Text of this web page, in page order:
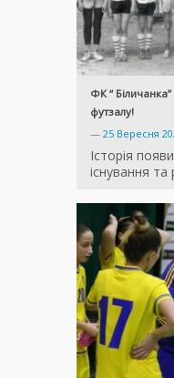
ФК “ Біличанка”
футзалу!
— 25 Вересня
Історія
існування